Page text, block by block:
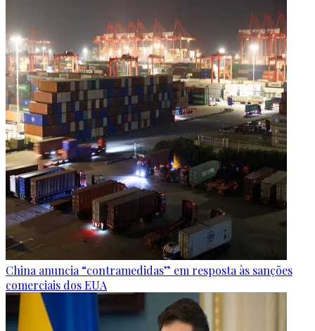
China anuncia “contramedidas” em resposta às sanções
comerciais dos EUA